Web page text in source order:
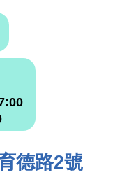
德路2號